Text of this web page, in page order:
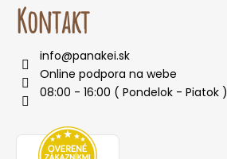
Kontakt
info@panakei.sk
Online podpora na webe
08:00 - 16:00 ( Pondelok - Piatok )